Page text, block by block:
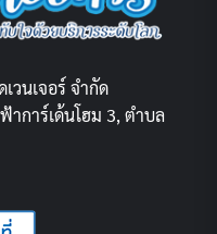
วนเจอร์ จำกัด
การ์เด้นโฮม 3, ตำบล